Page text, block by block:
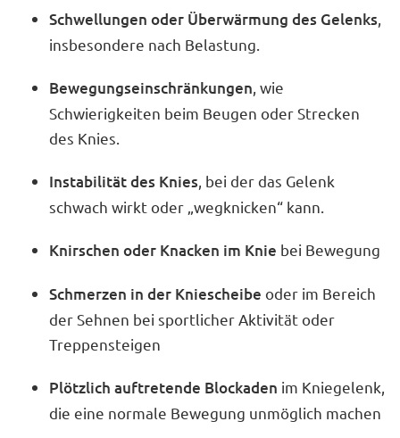
Schwellungen oder Überwärmung des Gelenks,
insbesondere nach Belastung.
Bewegungseinschränkungen, wie
Schwierigkeiten beim Beugen oder Strecken
des Knies.
Instabilität des Knies, bei der das Gelenk
schwach wirkt oder „wegknicken“ kann.
Knirschen oder Knacken im Knie bei Bewegung
Schmerzen in der Kniescheibe oder im Bereich
der Sehnen bei sportlicher Aktivität oder
Treppensteigen
Plötzlich auftretende Blockaden im Kniegelenk,
die eine normale Bewegung unmöglich machen